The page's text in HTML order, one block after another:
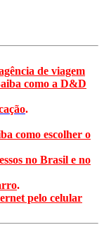
de viagem
como a D&D
.
como escolher o
no Brasil e no
.
pelo celular